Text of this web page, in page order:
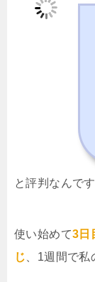
と評判なんです
使い始めて3日
じ 、1週間で